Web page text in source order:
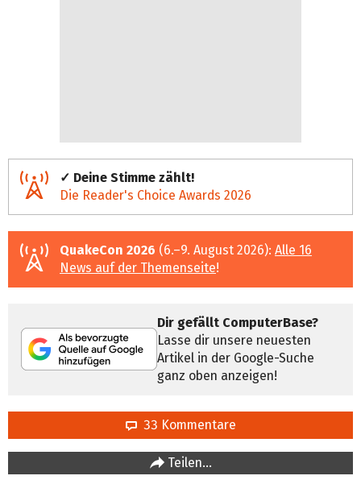
✓ Deine Stimme zählt!
Die Reader's Choice Awards 2026
QuakeCon 2026 (6.–9. August 2026): Alle 16
News auf der Themenseite!
Dir gefällt ComputerBase?
Lasse dir unsere neuesten
Artikel in der Google-Suche
ganz oben anzeigen!
33 Kommentare
Teilen…